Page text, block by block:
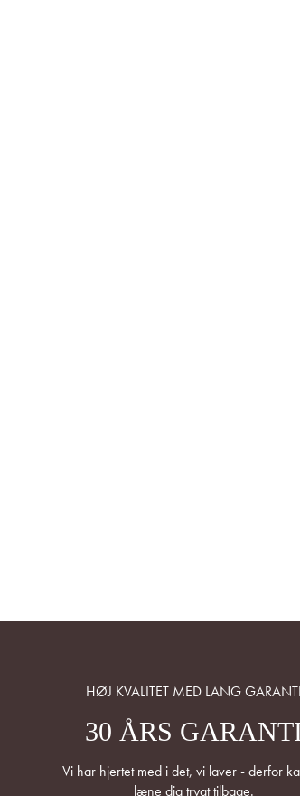
HØJ KVALITET MED LANG GARANTI
30 ÅRS
Vi har hjertet med i det, vi laver - derfor
læne dig trygt tilbage.